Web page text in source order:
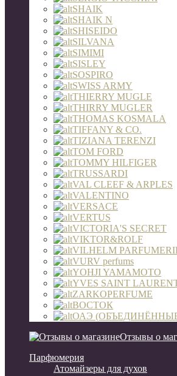
SHAIK
SHAIK N
SHISEIDO
SILVANA
SIMIMI
SISLEY
SOSPIRO
SWISS ARMY
THIERRY MUGLE
THIRRY MUGLER
THOMAS KOSMALA
TIFFANY & CO.
TIZIANA TERENZI
TOM FORD
TOMMY HILFIGER
TRUSSARDI
VAL CLEEF & ARPLES
VALENTINO
VERSACE
VERTUS
VICTORIA'S SECRET
VIKTOR&ROLF
VILHELM
VURV perfums
YOHJI YAMAMOTO
YVES SAINT
ZARKOPERFUME
ВОСТОК
ОАЭ
Отзывы о
Парфюмерия
Атомайзеры для духов